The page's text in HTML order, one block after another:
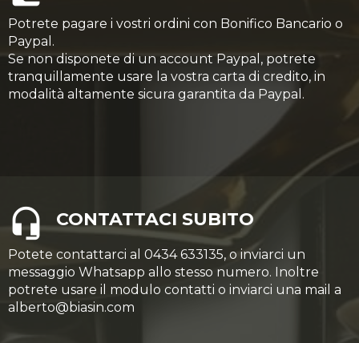
Potrete pagare i vostri ordini con Bonifico Bancario o
Paypal.
Se non disponete di un account Paypal, potrete
tranquillamente usare la vostra carta di credito, in
modalità altamente sicura garantita da Paypal.
CONTATTACI SUBITO
Potete contattarci al 0434 633135, o inviarci un
messaggio Whatsapp allo stesso numero. Inoltre
potrete usare il modulo contatti o inviarci una mail a
alberto@biasin.com